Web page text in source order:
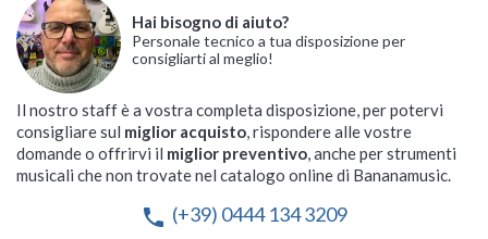
Hai bisogno di aiuto?
Personale tecnico a tua disposizione per
consigliarti al meglio!
Il nostro staff è a vostra completa disposizione, per potervi
consigliare sul miglior acquisto, rispondere alle vostre
domande o offrirvi il miglior preventivo, anche per strumenti
musicali che non trovate nel catalogo online di Bananamusic.
phone (+39) 0444 134 3209